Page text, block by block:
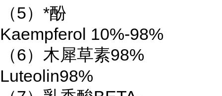
（5）*酚
Kaempferol 10%-98%
（6）木犀草素98%
Luteolin98%